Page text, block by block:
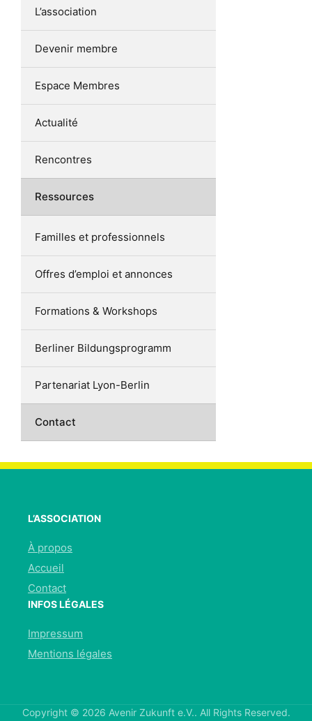
L’association
Devenir membre
Espace Membres
Actualité
Rencontres
Ressources
Familles et professionnels
Offres d’emploi et annonces
Formations & Workshops
Berliner Bildungsprogramm
Partenariat Lyon-Berlin
Contact
L’ASSOCIATION
À propos
Accueil
Contact
INFOS LÉGALES
Impressum
Mentions légales
Copyright © 2026 Avenir Zukunft e.V.. All Rights Reserved.